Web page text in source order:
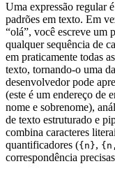
Uma expressão regular
padrões em texto. Em
“olá”, você escreve um
qualquer sequência de
em praticamente todas
texto, tornando-o uma
desenvolvedor pode
(este é um endereço de
nome e sobrenome),
de texto estruturado e
combina caracteres
quantificadores ({n},
correspondência